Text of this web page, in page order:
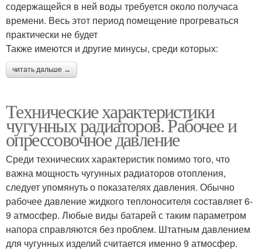
содержащейся в ней воды требуется около получаса
времени. Весь этот период помещение прогреваться
практически не будет
Также имеются и другие минусы, среди которых:
читать дальше →
Технические характеристики
чугунных радиаторов. Рабочее и
опрессовочное давление
Среди технических характеристик помимо того, что
важна мощность чугунных радиаторов отопления,
следует упомянуть о показателях давления. Обычно
рабочее давление жидкого теплоносителя составляет 6-
9 атмосфер. Любые виды батарей с таким параметром
напора справляются без проблем. Штатным давлением
для чугунных изделий считается именно 9 атмосфер.